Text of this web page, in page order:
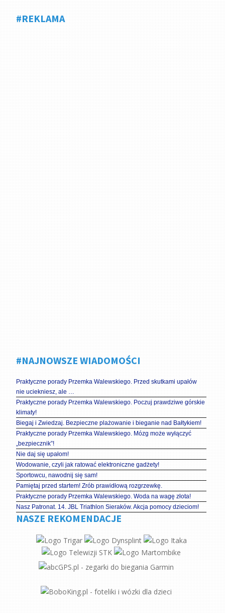
#REKLAMA
#NAJNOWSZE WIADOMOŚCI
Praktyczne porady Przemka Walewskiego. Przed skutkami upałów
nie uciekniesz, ale …
Praktyczne porady Przemka Walewskiego. Poczuj prawdziwe górskie
klimaty!
Biegaj i Zwiedzaj. Bezpieczne plażowanie i bieganie nad Bałtykiem!
Praktyczne porady Przemka Walewskiego. Mózg może wyłączyć
„bezpiecznik”!
Nie daj się upałom!
Wodowanie, czyli jak ratować elektroniczne gadżety!
Sportowcu, nawodnij się sam!
Pamiętaj przed startem! Zrób prawidłową rozgrzewkę.
Praktyczne porady Przemka Walewskiego. Woda na wagę złota!
Nasz Patronat. 14. JBL Triathlon Sieraków. Akcja pomocy dzieciom!
NASZE REKOMENDACJE